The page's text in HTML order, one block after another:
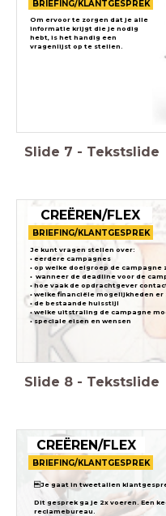
Om ervoor te zorgen dat je alle
informatie krijgt die je nodig
hebt, is het handig een
vragenlijst op te stellen.
BRIEFING/KLANTGESPREK
Slide 7 - Tekstslide
Je kunt vragen stellen over:
• eerdere campagnes
• op welke doelgroep de campagne
• wanneer de deadline voor de
• hoe vaak de opdrachtgever
• welke financiële mogelijkheden er
• de bestaande huisstijl
• welke uitstraling de campagne
• speciale eisen en wensen
CREËREN/FLEX
BRIEFING/KLANTGESPREK
Slide 8 - Tekstslide
Je gaat in tweetallen
Dit gesprek ga je 2x voeren. Een
reclamebureau.
CREËREN/FLEX
BRIEFING/KLANTGESPREK